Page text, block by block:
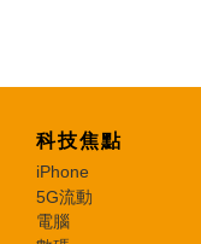
科技焦點
iPhone
5G流動
電腦